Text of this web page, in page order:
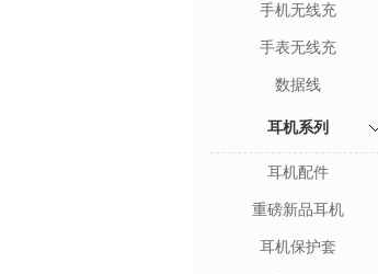
手机无线充
手表无线充
数据线
耳机系列
耳机配件
重磅新品耳机
耳机保护套